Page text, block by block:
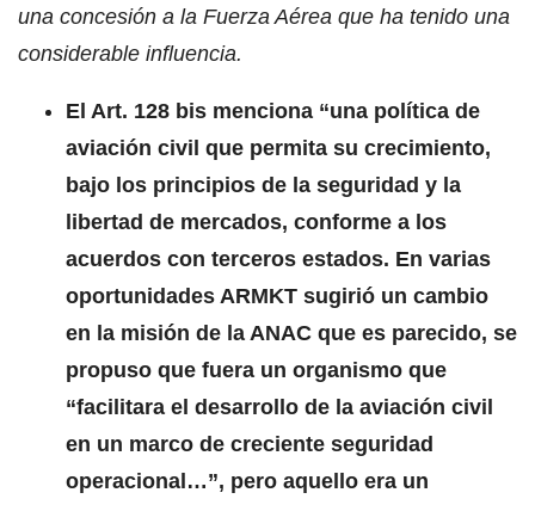
una concesión a la Fuerza Aérea que ha tenido una
considerable influencia.
El Art. 128 bis menciona “una política de
aviación civil que permita su crecimiento,
bajo los principios de la seguridad y la
libertad de mercados, conforme a los
acuerdos con terceros estados. En varias
oportunidades ARMKT sugirió un cambio
en la misión de la ANAC que es parecido, se
propuso que fuera un organismo que
“facilitara el desarrollo de la aviación civil
en un marco de creciente seguridad
operacional…”, pero aquello era un